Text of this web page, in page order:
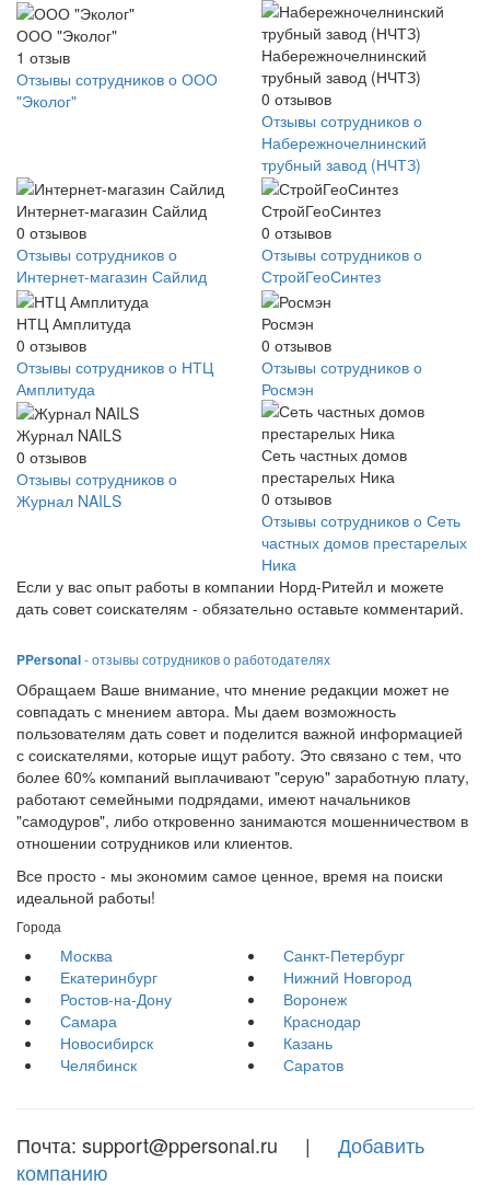
ООО "Эколог"
1 отзыв
Отзывы сотрудников о ООО
"Эколог"
Набережночелнинский
трубный завод (НЧТЗ)
0 отзывов
Отзывы сотрудников о
Набережночелнинский
трубный завод (НЧТЗ)
Интернет-магазин Сайлид
0 отзывов
Отзывы сотрудников о
Интернет-магазин Сайлид
СтройГеоСинтез
0 отзывов
Отзывы сотрудников о
СтройГеоСинтез
НТЦ Амплитуда
0 отзывов
Отзывы сотрудников о НТЦ
Амплитуда
Росмэн
0 отзывов
Отзывы сотрудников о
Росмэн
Журнал NAILS
0 отзывов
Отзывы сотрудников о
Журнал NAILS
Сеть частных домов
престарелых Ника
0 отзывов
Отзывы сотрудников о Сеть
частных домов престарелых
Ника
Если у вас опыт работы в компании Норд-Ритейл и можете
дать совет соискателям - обязательно оставьте комментарий.
PPersonal- отзывы сотрудников о работодателях
Обращаем Ваше внимание, что мнение редакции может не
совпадать с мнением автора. Мы даем возможность
пользователям дать совет и поделится важной информацией
с соискателями, которые ищут работу. Это связано с тем, что
более 60% компаний выплачивают "серую" заработную плату,
работают семейными подрядами, имеют начальников
"самодуров", либо откровенно занимаются мошенничеством в
отношении сотрудников или клиентов.
Все просто - мы экономим самое ценное, время на поиски
идеальной работы!
Города
Москва
Санкт-Петербург
Екатеринбург
Нижний Новгород
Ростов-на-Дону
Воронеж
Самара
Краснодар
Новосибирск
Казань
Челябинск
Саратов
Почта: support@ppersonal.ru | Добавить
компанию